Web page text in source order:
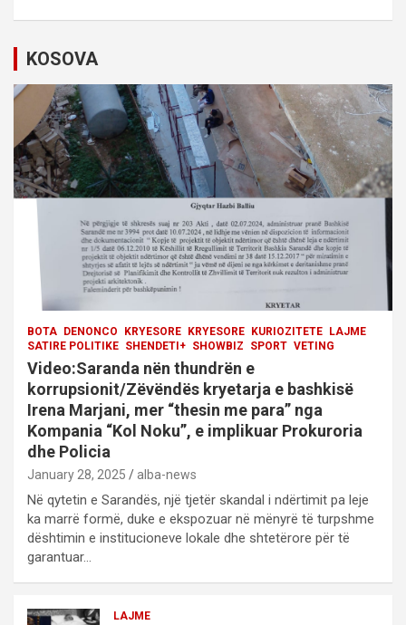
KOSOVA
BOTA DENONCO KRYESORE KRYESORE KURIOZITETE
LAJME
SATIRE POLITIKE SHENDETI+ SHOWBIZ SPORT VETING
Video:Saranda nën thundrën e
korrupsionit/Zëvëndës kryetarja e bashkisë
Irena Marjani, mer “thesin me para” nga
Kompania “Kol Noku”, e implikuar Prokuroria
dhe Policia
January 28, 2025 alba-news
Në qytetin e Sarandës, një tjetër skandal i ndërtimit pa leje
ka marrë formë, duke e ekspozuar në mënyrë të turpshme
dështimin e institucioneve lokale dhe shtetërore për të
garantuar…
LAJME